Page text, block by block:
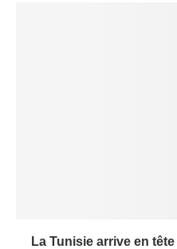
La Tunisie arrive en